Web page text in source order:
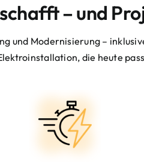
– und
und Modernisierung –
die heute